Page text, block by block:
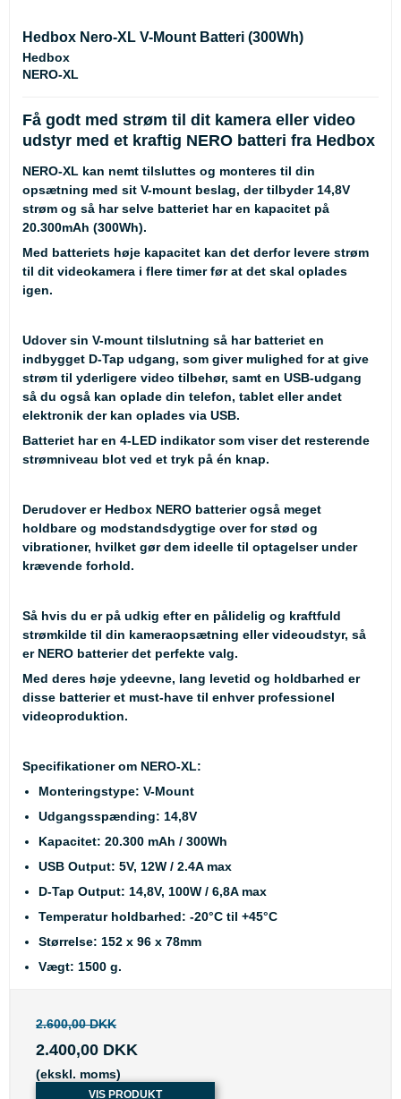
Hedbox Nero-XL V-Mount Batteri (300Wh)
Hedbox
NERO-XL
Få godt med strøm til dit kamera eller video
udstyr med et kraftig NERO batteri fra Hedbox
NERO-XL kan nemt tilsluttes og monteres til din
opsætning med sit V-mount beslag, der tilbyder 14,8V
strøm og så har selve batteriet har en kapacitet på
20.300mAh (300Wh).
Med batteriets høje kapacitet kan det derfor levere strøm
til dit videokamera i flere timer før at det skal oplades
igen.
Udover sin V-mount tilslutning så har batteriet en
indbygget D-Tap udgang, som giver mulighed for at give
strøm til yderligere video tilbehør, samt en USB-udgang
så du også kan oplade din telefon, tablet eller andet
elektronik der kan oplades via USB.
Batteriet har en 4-LED indikator som viser det resterende
strømniveau blot ved et tryk på én knap.
Derudover er Hedbox NERO batterier også meget
holdbare og modstandsdygtige over for stød og
vibrationer, hvilket gør dem ideelle til optagelser under
krævende forhold.
Så hvis du er på udkig efter en pålidelig og kraftfuld
strømkilde til din kameraopsætning eller videoudstyr, så
er NERO batterier det perfekte valg.
Med deres høje ydeevne, lang levetid og holdbarhed er
disse batterier et must-have til enhver professionel
videoproduktion.
Specifikationer om NERO-XL:
Monteringstype: V-Mount
Udgangsspænding: 14,8V
Kapacitet: 20.300 mAh / 300Wh
USB Output: 5V, 12W / 2.4A max
D-Tap Output: 14,8V, 100W / 6,8A max
Temperatur holdbarhed: -20°C til +45°C
Størrelse: 152 x 96 x 78mm
Vægt: 1500 g.
2.600,00 DKK
2.400,00 DKK
(ekskl. moms)
VIS PRODUKT